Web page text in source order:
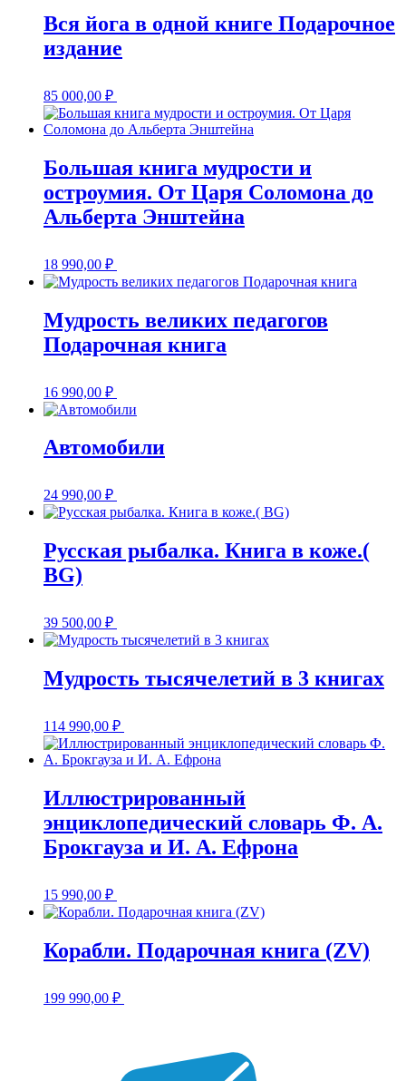
Вся йога в одной книге Подарочное
издание
85 000,00 ₽
Большая книга мудрости и
остроумия. От Царя Соломона до
Альберта Энштейна
18 990,00 ₽
Мудрость великих педагогов
Подарочная книга
16 990,00 ₽
Автомобили
24 990,00 ₽
Русская рыбалка. Книга в коже.(
BG)
39 500,00 ₽
Мудрость тысячелетий в 3 книгах
114 990,00 ₽
Иллюстрированный
энциклопедический словарь Ф. А.
Брокгауза и И. А. Ефрона
15 990,00 ₽
Корабли. Подарочная книга (ZV)
199 990,00 ₽